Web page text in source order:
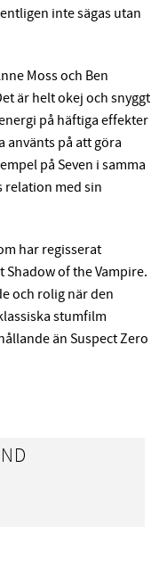
inte sägas utan
Moss och Ben
är helt okej och snyggt
på häftiga effekter
använts på att göra
på Seven i samma
relation med sin
har regisserat
of the Vampire.
och rolig när den
stumfilm
än Suspect Zero